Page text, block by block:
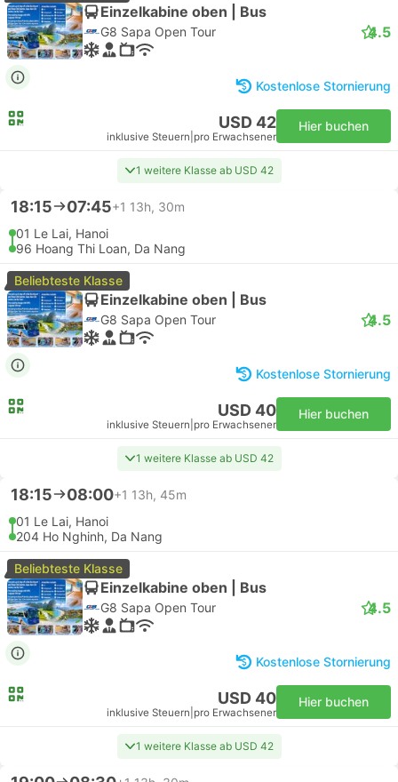
Einzelkabine oben | Bus
G8 Sapa Open Tour 4.5
Kostenlose Stornierung
USD 42
inklusive Steuern pro Erwachsener
Hier buchen
1 weitere Klasse ab USD 42
18:15 07:45+1 13h, 30m
01 Le Lai, Hanoi
96 Hoang Thi Loan, Da Nang
Beliebteste Klasse
Einzelkabine oben | Bus
G8 Sapa Open Tour 4.5
Kostenlose Stornierung
USD 40
inklusive Steuern pro Erwachsener
Hier buchen
1 weitere Klasse ab USD 42
18:15 08:00+1 13h, 45m
01 Le Lai, Hanoi
204 Ho Nghinh, Da Nang
Beliebteste Klasse
Einzelkabine oben | Bus
G8 Sapa Open Tour 4.5
Kostenlose Stornierung
USD 40
inklusive Steuern pro Erwachsener
Hier buchen
1 weitere Klasse ab USD 42